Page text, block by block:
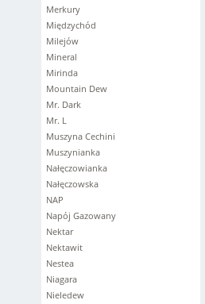
Merkury
Międzychód
Milejów
Mineral
Mirinda
Mountain Dew
Mr. Dark
Mr. L
Muszyna Cechini
Muszynianka
Nałęczowianka
Nałęczowska
NAP
Napój Gazowany
Nektar
Nektawit
Nestea
Niagara
Nieledew